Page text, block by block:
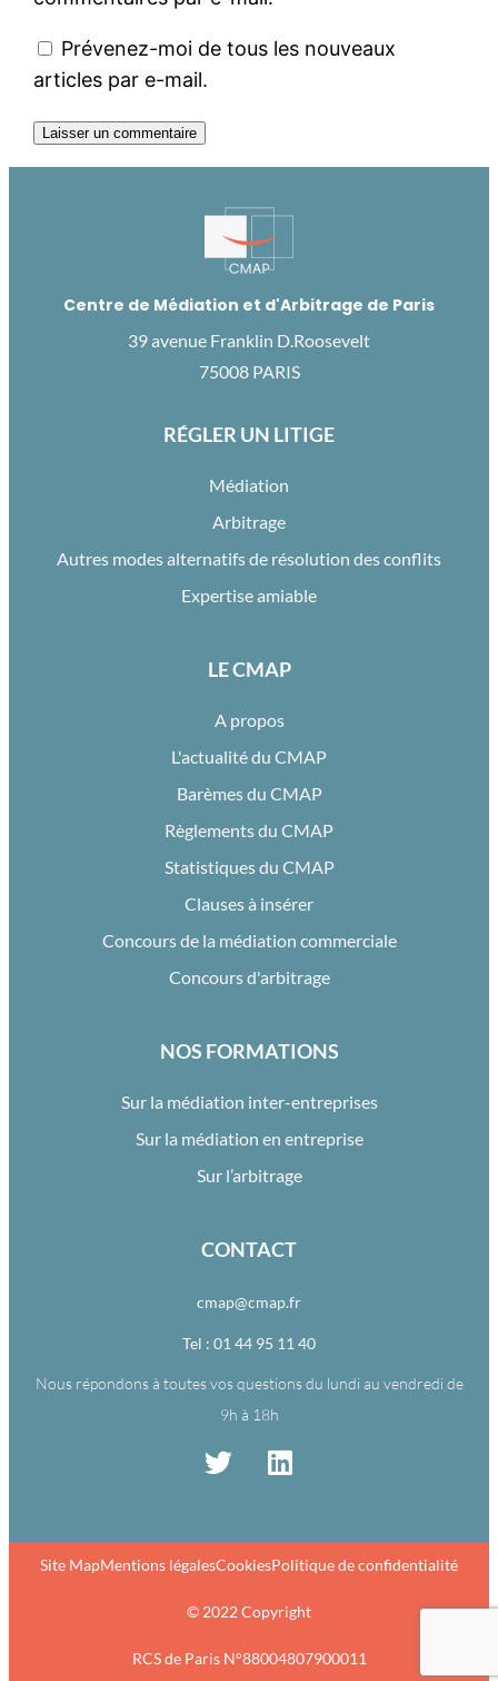
Prévenez-moi de tous les nouveaux
articles par e-mail.
Centre de Médiation et d'Arbitrage de Paris
39 avenue Franklin D.Roosevelt
75008 PARIS
RÉGLER UN LITIGE
Médiation
Arbitrage
Autres modes alternatifs de résolution des conflits
Expertise amiable
LE CMAP
A propos
L'actualité du CMAP
Barèmes du CMAP
Règlements du CMAP
Statistiques du CMAP
Clauses à insérer
Concours de la médiation commerciale
Concours d'arbitrage
NOS FORMATIONS
Sur la médiation inter-entreprises
Sur la médiation en entreprise
Sur l’arbitrage
CONTACT
cmap@cmap.fr
Tel : 01 44 95 11 40
Nous répondons à toutes vos questions du lundi au vendredi de
9h à 18h
Site MapMentions légalesCookiesPolitique de confidentialité
© 2022 Copyright
RCS de Paris N°88004807900011